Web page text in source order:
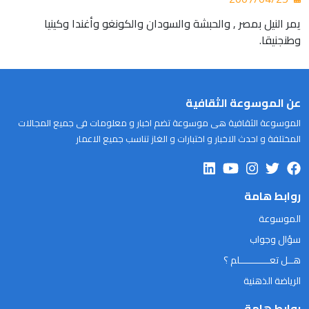
يمر النيل بمصر , والحبشة والسودان والكونغو وأغندا وكينيا
وطنجنيقا.
عن الموسوعة الثقافية
الموسوعة الثقافية هى موسوعة تضم اخبار و معلومات فى جميع المجالات
المختلفة و احدث الاخبار و اختبارات و الغاز تناسب جميع الاعمار
روابط هامة
الموسوعة
سؤال وجواب
هــل تعـــــــــــلم ؟
الرياضة الذهنية